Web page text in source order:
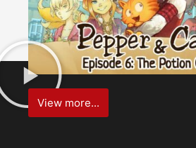
View more...